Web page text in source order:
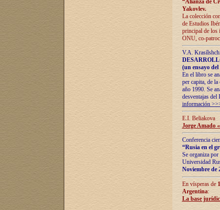
“Alianza de
Yakovlev.
La colección
de Estudios
principal de los
ONU, co-
V.A.
(un ensayo
En el libro se
per capita, de
año 1990. Se
desventajas
información
E.I. Beliakova
Jorge Amado
Conferencia
“Rusia en el
Se organiza
Universidad
Noviembre de
En vísperas de
Argentina:
La base